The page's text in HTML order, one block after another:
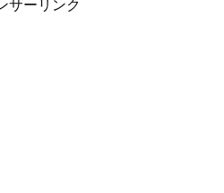
サーリンク